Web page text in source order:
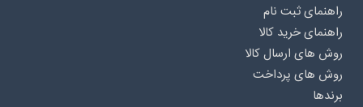
راهنمای ثبت نام
راهنمای خرید کالا
روش های ارسال کالا
روش های پرداخت
برندها